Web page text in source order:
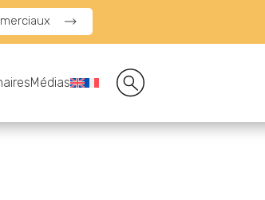
Médias